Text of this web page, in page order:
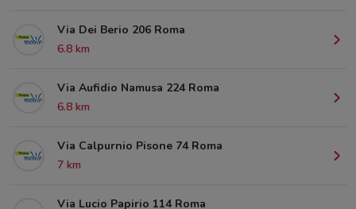
Via Dei Berio 206 Roma
6.8 km
Via Aufidio Namusa 224 Roma
6.8 km
Via Calpurnio Pisone 74 Roma
7 km
Via Lucio Papirio 114 Roma